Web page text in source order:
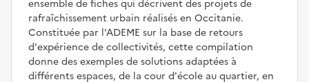
ensemble de fiches qui décrivent des projets de
rafraîchissement urbain réalisés en Occitanie.
Constituée par l'ADEME sur la base de retours
d'expérience de collectivités, cette compilation
donne des exemples de solutions adaptées à
différents espaces, de la cour d'école au quartier, en